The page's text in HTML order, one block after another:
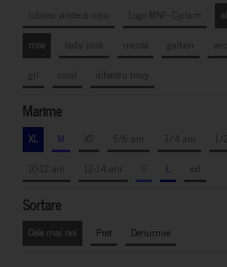
Iubirea vindecă- roșu
Logo MNF- Cyclam
mov
baby pink mentă galben
gri
coral albastru navy
Marime
XL M XS 5/6 ani 3/4 ani 1/
10-12 ani
12-14 ani S L xxl
Sortare
Cele mai noi Pret Denumire